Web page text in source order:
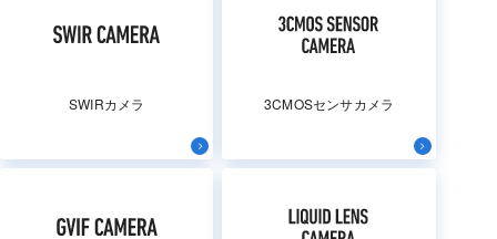
SWIRカメラ 3CMOSセンサカメラ